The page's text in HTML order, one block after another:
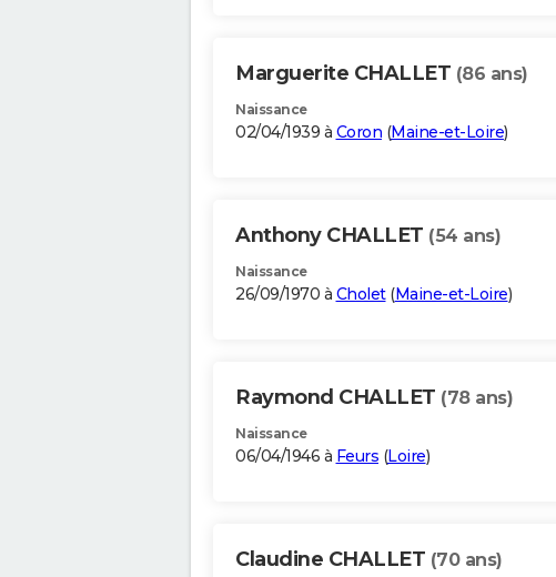
Marguerite CHALLET (86 ans)
Naissance
02/04/1939 à Coron (Maine-et-Loire)
Anthony CHALLET (54 ans)
Naissance
26/09/1970 à Cholet(Maine-et-Loire)
Raymond CHALLET (78 ans)
Naissance
06/04/1946 à Feurs (Loire)
Claudine CHALLET (70 ans)